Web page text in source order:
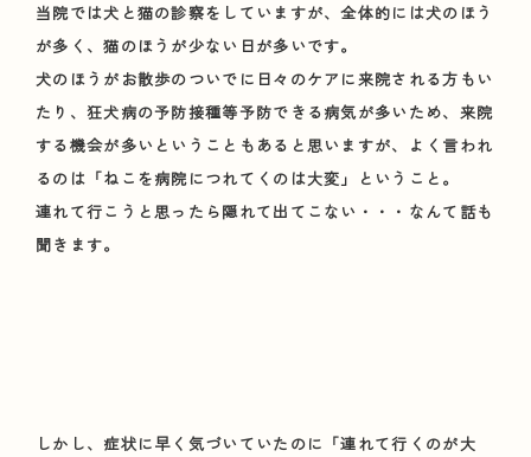
当院では犬と猫の診察をしていますが、全体的には犬のほう
が多く、猫のほうが少ない日が多いです。
犬のほうがお散歩のついでに日々のケアに来院される方もい
たり、狂犬病の予防接種等予防できる病気が多いため、来院
する機会が多いということもあると思いますが、よく言われ
るのは「ねこを病院につれてくのは大変」ということ。
連れて行こうと思ったら隠れて出てこない・・・なんて話も
聞きます。
しかし、症状に早く気づいていたのに「連れて行くのが大